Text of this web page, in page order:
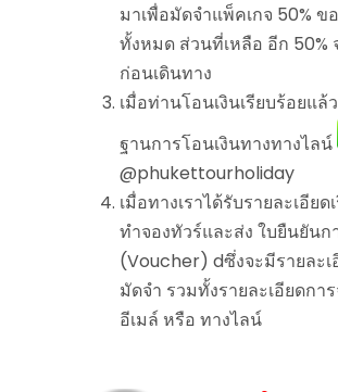
มาเพื่อมัดจำแพ็คเกจ 50% ข
ทั้งหมด ส่วนที่เหลือ อีก 50%
ก่อนเดินทาง
เมื่อท่านโอนเงินเรียบร้อยแล้
ฐานการโอนเงินทางทางไลน์
@phukettourholiday
เมื่อทางเราได้รับรายละเอียด
ทำจองทัวร์และส่ง ใบยืนยันก
(Voucher) dซึ่งจะมีรายละ
มัดจำ รวมทั้งรายละเอียดกา
อีเมล์ หรือ ทางไลน์